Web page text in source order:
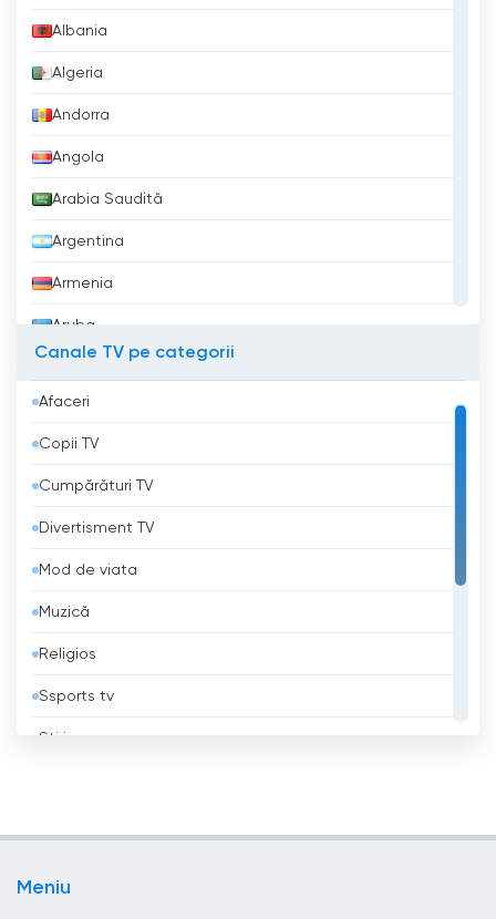
hituri și informații muzicale de excepție.
Retro Music Television TV în direct
Albania
Algeria
Andorra
Angola
Arabia Saudită
Argentina
Armenia
Aruba
Austria
Azerbaidjan
Bahrein
Bangladesh
Barbados
Belgia
Belize
Benin
Canale TV pe categorii
Afaceri
Copii TV
Cumpărături TV
Divertisment TV
Mod de viata
Muzică
Religios
Ssports tv
Știri
Meniu